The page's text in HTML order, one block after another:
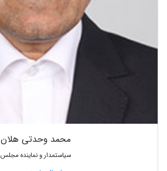
محمد وحدتی هلان
سیاستمدار و نماینده مجلس